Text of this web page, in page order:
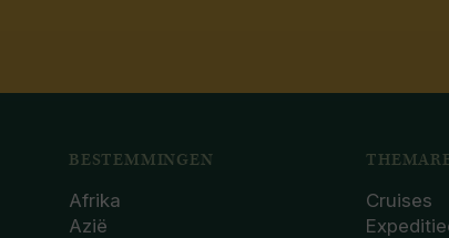
BESTEMMINGEN
Afrika
Azië
Cruises